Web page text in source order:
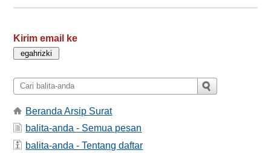
Kirim email ke
Beranda Arsip Surat
balita-anda - Semua pesan
balita-anda - Tentang daftar